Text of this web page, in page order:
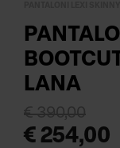
LANA
€ 254,00
€ 390,00